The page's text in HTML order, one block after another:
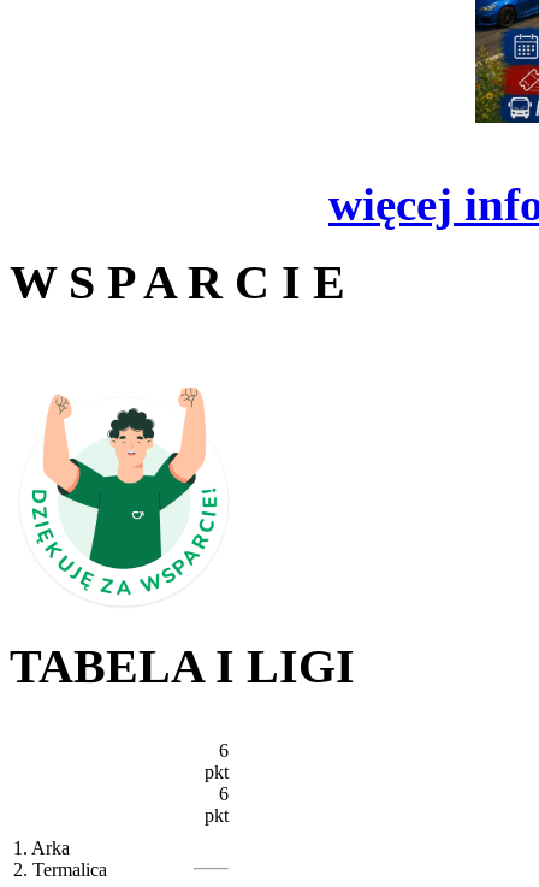
więcej
W S P A R C I E
TABELA I LIGI
1. Arka
2. Termalica
6
pkt
6
pkt